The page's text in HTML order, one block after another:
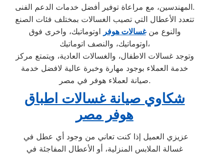
المهندسين، مع مراعاة توفير أفضل خدمات الدعم الفنى.
تتعدد الأعطال التي تصيب الغسالات بمختلف فئات الصنع
والنوع منغسالات هوفر اوتوماتيك، واخرى فوق
اوتوماتيك، والنصف اتوماتيك،
وتوجد غسالات الاطفال، والغسالات العادية، ويتمتع مركز
خدمة العملاء بوجود مهارة وخبرة عالية لافضل خدمة
صيانة لعملاء هوفر في مصر.
شكاوي صيانة غسالات اطباق
هوفر مصر
غسالة الملابس المنزلية، أو الأعطال المفاجئة في